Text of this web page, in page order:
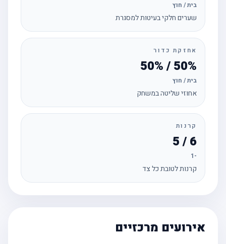
בית / חוץ
שערים חלקי בעיטות למסגרת
אחזקת כדור
50% / 50%
בית / חוץ
אחוזי שליטה במשחק
קרנות
6 / 5
קרנות לטובת כל צד
אירועים מרכזיים